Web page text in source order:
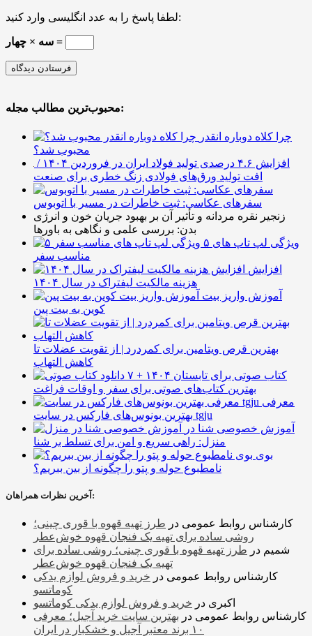
لطفا پاسخ را به عدد انگلیسی وارد کنید:
سه × چهار =
محبوب‌ترین مطالب مجله:
چرا کلاه دوباره انقدر
محبوب شد؟
افزایش ۴.۶ درصدی تولید فولاد ایران در فروردین ۱۴۰۴ /
افت تولید ورق‌های فولادی زنگ خطری برای صنعت
سفرهای عکاسی: ثبت خاطرات در مسیر با اتوبوس
زنجیر نقره مردانه و تأثیر آن بر بهبود جریان خون و انرژی
بدن: بررسی علمی و نگاهی به باورها
۵ ویژگی لپ تاپ های
مناسب سفر
افزایش
هزینه مالکیت لیفتراک در سال ۱۴۰۴
آموزش واریز بیت
کوین به بیت پین
بهترین قرص ویتامین برای کمردرد | از تقویت عضلات تا
کاهش التهاب
۷ کتاب صوتی برای تابستان ۱۴۰۴ +
بهترین کتاب‌های صوتی برای سفر و اوقات فراغت
معرفی
بهترین بونوس‌های فارکس در سایت tgju
آموزش خصوصی شنا در
منزل: راهی سریع و امن برای تسلط بر شنا
بوی
نامطبوع حوله و پتو را چگونه از بین ببریم؟
آخرین نظرات همراهان:
کارشناس روابط عمومی در طرز تهیه قهوه با قوری چینی؛
روشی ساده برای تهیه یک فنجان قهوه خوش‌عطر
شمیم در طرز تهیه قهوه با قوری چینی؛ روشی ساده برای
تهیه یک فنجان قهوه خوش‌عطر
کارشناس روابط عمومی در خرید و فروش لوازم یدکی
کوماتسو
اکبری در خرید و فروش لوازم یدکی کوماتسو
کارشناس روابط عمومی در بهترین سایت خرید آجیل؛ معرفی
۱۰ برند معتبر آجیل و خشکبار در ایران